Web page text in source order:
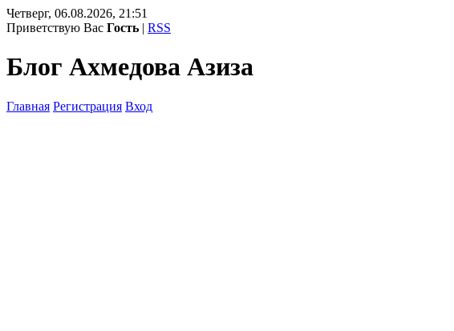
Четверг, 06.08.2026, 21:51
Приветствую Вас Гость | RSS
Блог Ахмедова Азиза
Главная Регистрация Вход